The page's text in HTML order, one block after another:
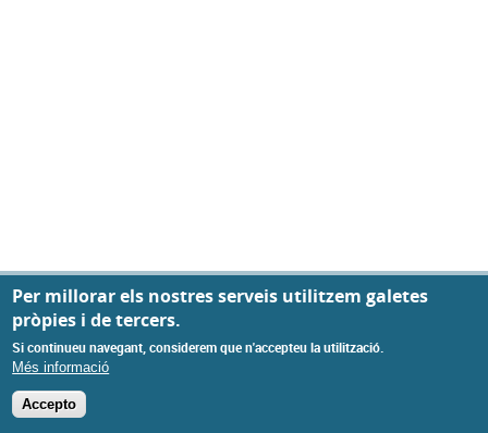
Per millorar els nostres serveis utilitzem galetes
pròpies i de tercers.
Si continueu navegant, considerem que n'accepteu la utilització.
Més informació
Accepto